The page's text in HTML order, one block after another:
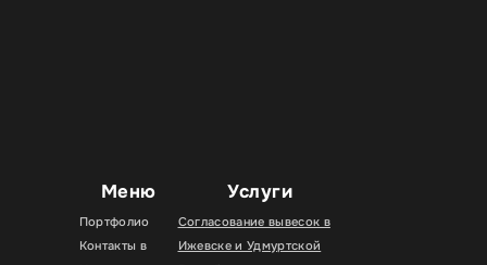
Меню
Портфолио
Контакты в
Услуги
Согласование вывесок в
Ижевске и Удмуртской